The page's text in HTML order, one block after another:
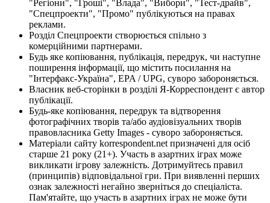
"Регіони", "Гроші", "Влада", "Вибори", "Тест-драйв",
"Спецпроекти", "Промо" публікуються на правах
реклами.
Розділ Спецпроекти створюється спільно з
комерційними партнерами.
Будь яке копіювання, публікація, передрук, чи наступне
поширення інформації, що містить посилання на
"Інтерфакс-Україна", EPA / UPG, суворо забороняється.
Власник веб-сторінки в розділі Я-Корреспондент є автор
публікації.
Будь-яке копіювання, передрук та відтворення
фотографічних творів та/або аудіовізуальних творів
правовласника Getty Images - суворо забороняється.
Матеріали сайту korrespondent.net призначені для осіб
старше 21 року (21+). Участь в азартних іграх може
викликати ігрову залежність. Дотримуйтесь правил
(принципів) відповідальної гри. При виявленні перших
ознак залежності негайно зверніться до спеціаліста.
Пам'ятайте, що участь в азартних іграх не може бути